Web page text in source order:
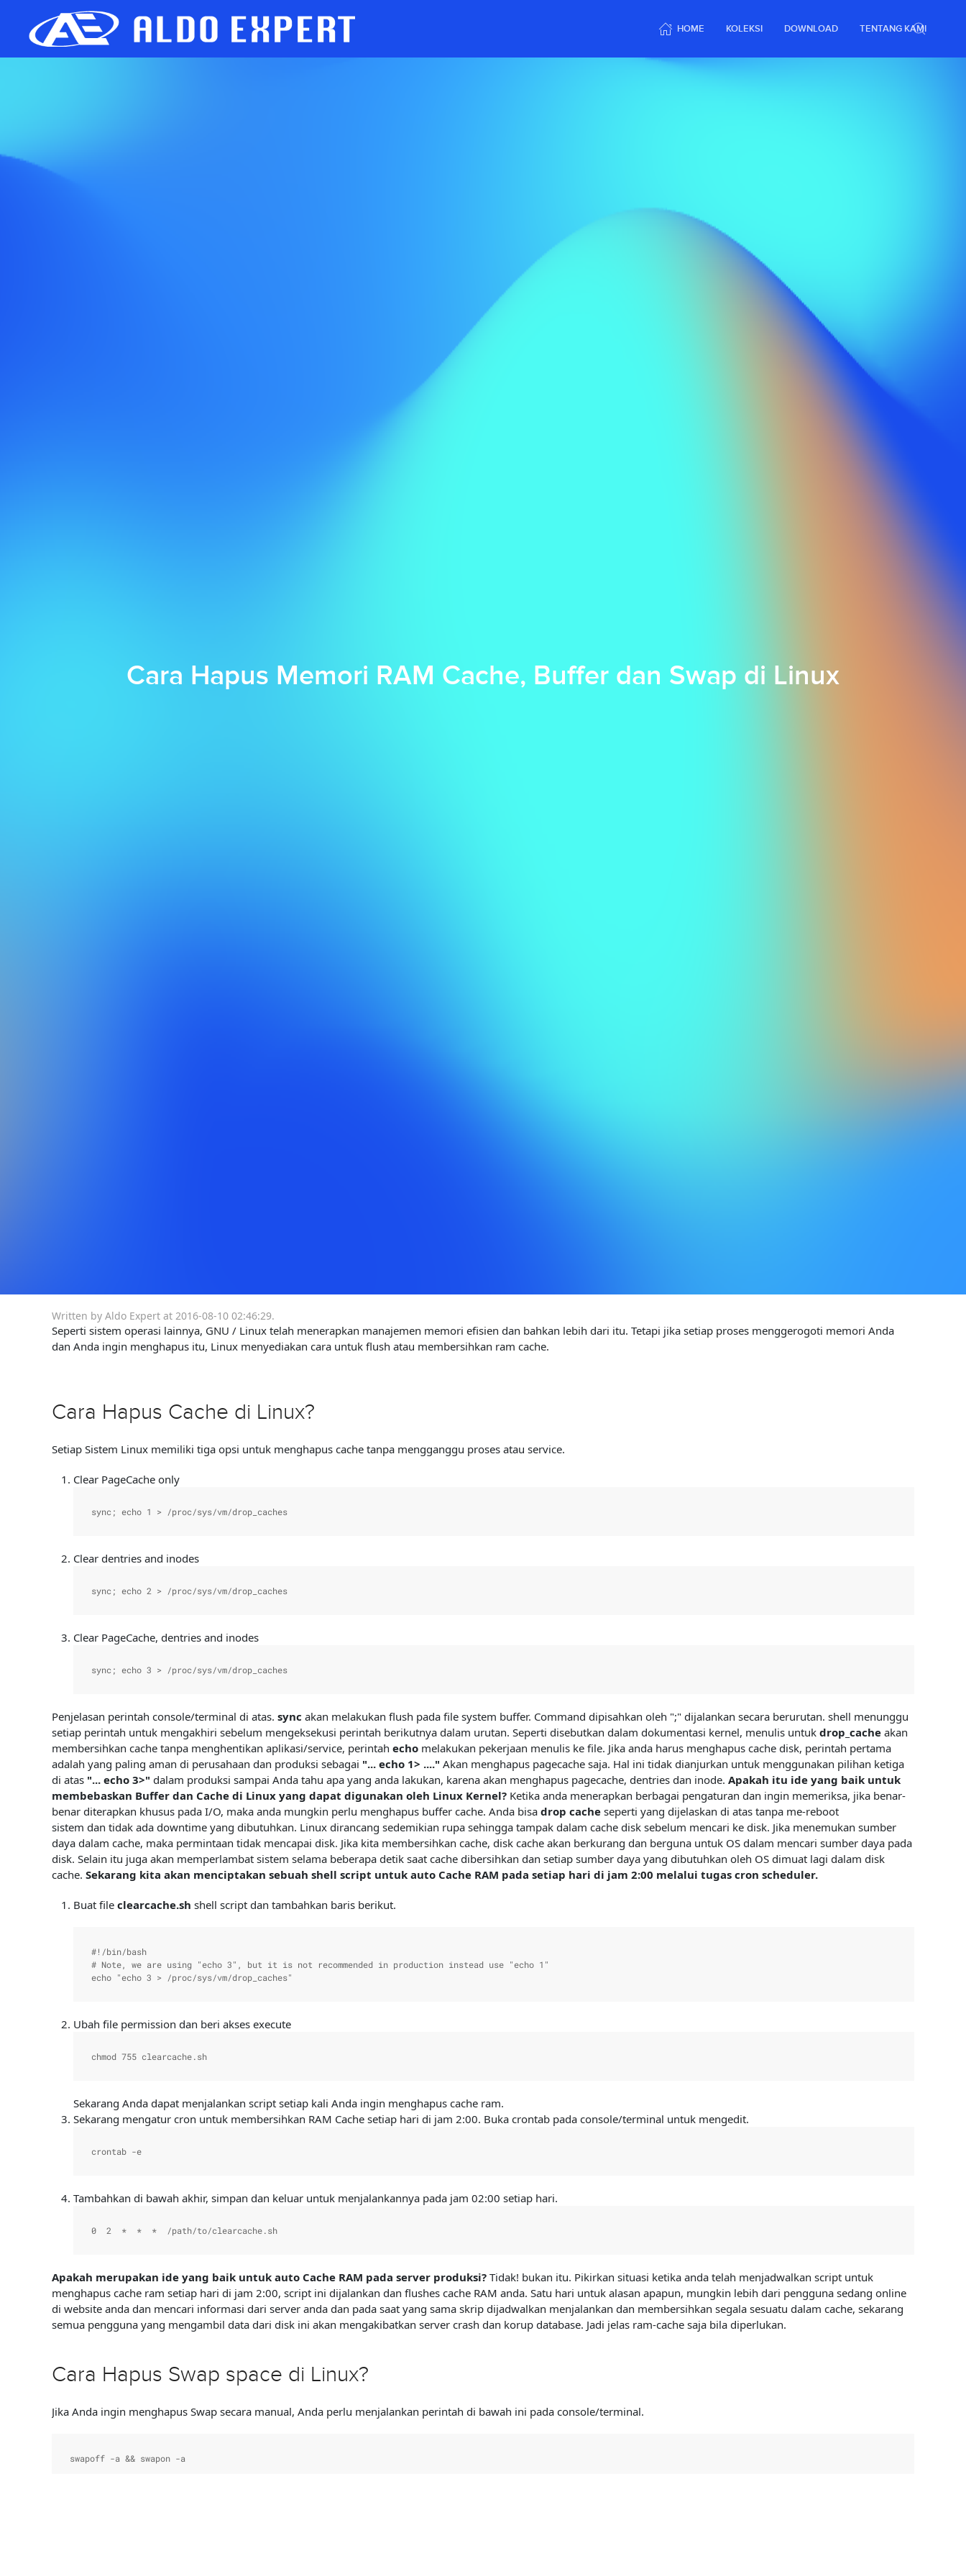
HOME KOLEKSI DOWNLOAD TENTANG KAMI
Cara Hapus Memori RAM Cache, Buffer dan Swap di Linux
Written by Aldo Expert at 2016-08-10 02:46:29.
Seperti sistem operasi lainnya, GNU / Linux telah menerapkan manajemen memori efisien dan bahkan lebih dari itu. Tetapi jika setiap proses menggerogoti memori Anda
dan Anda ingin menghapus itu, Linux menyediakan cara untuk flush atau membersihkan ram cache.
Cara Hapus Cache di Linux?
Setiap Sistem Linux memiliki tiga opsi untuk menghapus cache tanpa mengganggu proses atau service.
Clear PageCache only
sync; echo 1 > /proc/sys/vm/drop_caches
Clear dentries and inodes
sync; echo 2 > /proc/sys/vm/drop_caches
Clear PageCache, dentries and inodes
sync; echo 3 > /proc/sys/vm/drop_caches
Penjelasan perintah console/terminal di atas. sync akan melakukan flush pada file system buffer. Command dipisahkan oleh ";" dijalankan secara berurutan. shell menunggu
setiap perintah untuk mengakhiri sebelum mengeksekusi perintah berikutnya dalam urutan. Seperti disebutkan dalam dokumentasi kernel, menulis untuk drop_cache akan
membersihkan cache tanpa menghentikan aplikasi/service, perintah echo melakukan pekerjaan menulis ke file. Jika anda harus menghapus cache disk, perintah pertama
adalah yang paling aman di perusahaan dan produksi sebagai "... echo 1> ...." Akan menghapus pagecache saja. Hal ini tidak dianjurkan untuk menggunakan pilihan ketiga
di atas "... echo 3>" dalam produksi sampai Anda tahu apa yang anda lakukan, karena akan menghapus pagecache, dentries dan inode. Apakah itu ide yang baik untuk
membebaskan Buffer dan Cache di Linux yang dapat digunakan oleh Linux Kernel? Ketika anda menerapkan berbagai pengaturan dan ingin memeriksa, jika benar-
benar diterapkan khusus pada I/O, maka anda mungkin perlu menghapus buffer cache. Anda bisa drop cache seperti yang dijelaskan di atas tanpa me-reboot
sistem dan tidak ada downtime yang dibutuhkan. Linux dirancang sedemikian rupa sehingga tampak dalam cache disk sebelum mencari ke disk. Jika menemukan sumber
daya dalam cache, maka permintaan tidak mencapai disk. Jika kita membersihkan cache, disk cache akan berkurang dan berguna untuk OS dalam mencari sumber daya pada
disk. Selain itu juga akan memperlambat sistem selama beberapa detik saat cache dibersihkan dan setiap sumber daya yang dibutuhkan oleh OS dimuat lagi dalam disk
cache. Sekarang kita akan menciptakan sebuah shell script untuk auto Cache RAM pada setiap hari di jam 2:00 melalui tugas cron scheduler.
Buat file clearcache.sh shell script dan tambahkan baris berikut.
#!/bin/bash
# Note, we are using "echo 3", but it is not recommended in production instead use "echo 1"
echo "echo 3 > /proc/sys/vm/drop_caches"
Ubah file permission dan beri akses execute
chmod 755 clearcache.sh
Sekarang Anda dapat menjalankan script setiap kali Anda ingin menghapus cache ram.
Sekarang mengatur cron untuk membersihkan RAM Cache setiap hari di jam 2:00. Buka crontab pada console/terminal untuk mengedit.
crontab -e
Tambahkan di bawah akhir, simpan dan keluar untuk menjalankannya pada jam 02:00 setiap hari.
0  2  *  *  *  /path/to/clearcache.sh
Apakah merupakan ide yang baik untuk auto Cache RAM pada server produksi? Tidak! bukan itu. Pikirkan situasi ketika anda telah menjadwalkan script untuk
menghapus cache ram setiap hari di jam 2:00, script ini dijalankan dan flushes cache RAM anda. Satu hari untuk alasan apapun, mungkin lebih dari pengguna sedang online
di website anda dan mencari informasi dari server anda dan pada saat yang sama skrip dijadwalkan menjalankan dan membersihkan segala sesuatu dalam cache, sekarang
semua pengguna yang mengambil data dari disk ini akan mengakibatkan server crash dan korup database. Jadi jelas ram-cache saja bila diperlukan.
Cara Hapus Swap space di Linux?
Jika Anda ingin menghapus Swap secara manual, Anda perlu menjalankan perintah di bawah ini pada console/terminal.
swapoff -a && swapon -a